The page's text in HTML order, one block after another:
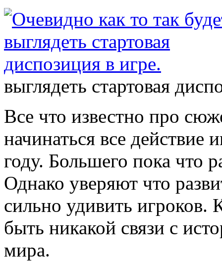
выглядеть стартовая
Все что известно про
начинаться все действие
году. Большего пока что
Однако уверяют что
сильно удивить игроков.
быть никакой связи с
мира.